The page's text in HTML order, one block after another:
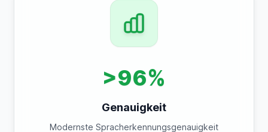
>96%
Genauigkeit
Modernste Spracherkennungsgenauigkeit